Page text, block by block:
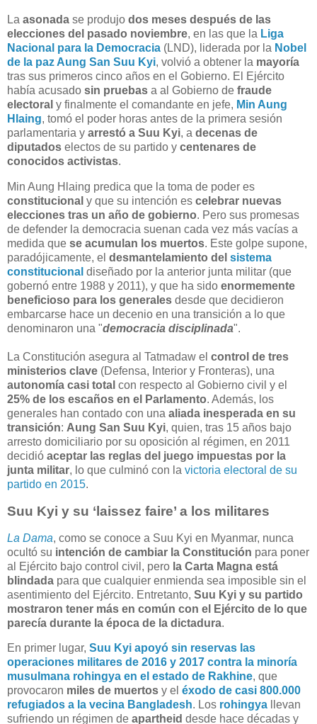
La asonada se produjo dos meses después de las
elecciones del pasado noviembre, en las que la Liga
Nacional para la Democracia (LND), liderada por la Nobel
de la paz Aung San Suu Kyi, volvió a obtener la mayoría
tras sus primeros cinco años en el Gobierno. El Ejército
había acusado sin pruebas a al Gobierno de fraude
electoral y finalmente el comandante en jefe, Min Aung
Hlaing, tomó el poder horas antes de la primera sesión
parlamentaria y arrestó a Suu Kyi, a decenas de
diputados electos de su partido y centenares de
conocidos activistas.
Min Aung Hlaing predica que la toma de poder es
constitucional y que su intención es celebrar nuevas
elecciones tras un año de gobierno. Pero sus promesas
de defender la democracia suenan cada vez más vacías a
medida que se acumulan los muertos. Este golpe supone,
paradójicamente, el desmantelamiento del sistema
constitucional diseñado por la anterior junta militar (que
gobernó entre 1988 y 2011), y que ha sido enormemente
beneficioso para los generales desde que decidieron
embarcarse hace un decenio en una transición a lo que
denominaron una "democracia disciplinada".
La Constitución asegura al Tatmadaw el control de tres
ministerios clave (Defensa, Interior y Fronteras), una
autonomía casi total con respecto al Gobierno civil y el
25% de los escaños en el Parlamento. Además, los
generales han contado con una aliada inesperada en su
transición: Aung San Suu Kyi, quien, tras 15 años bajo
arresto domiciliario por su oposición al régimen, en 2011
decidió aceptar las reglas del juego impuestas por la
junta militar, lo que culminó con la victoria electoral de su
partido en 2015.
Suu Kyi y su ‘laissez faire’ a los militares
La Dama, como se conoce a Suu Kyi en Myanmar, nunca
ocultó su intención de cambiar la Constitución para poner
al Ejército bajo control civil, pero la Carta Magna está
blindada para que cualquier enmienda sea imposible sin el
asentimiento del Ejército. Entretanto, Suu Kyi y su partido
mostraron tener más en común con el Ejército de lo que
parecía durante la época de la dictadura.
En primer lugar, Suu Kyi apoyó sin reservas las
operaciones militares de 2016 y 2017 contra la minoría
musulmana rohingya en el estado de Rakhine, que
provocaron miles de muertos y el éxodo de casi 800.000
refugiados a la vecina Bangladesh. Los rohingya llevan
sufriendo un régimen de apartheid desde hace décadas y